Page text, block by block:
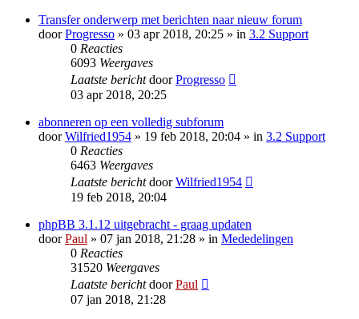
Transfer onderwerp met berichten naar nieuw forum
doorProgresso » 03 apr 2018, 20:25 » in 3.2 Support
0 Reacties
6093 Weergaves
Laatste berichtdoorProgresso
03 apr 2018, 20:25
abonneren op een volledig subforum
doorWilfried1954 » 19 feb 2018, 20:04 » in 3.2 Support
0 Reacties
6463 Weergaves
Laatste berichtdoorWilfried1954
19 feb 2018, 20:04
phpBB 3.1.12 uitgebracht - graag updaten
doorPaul » 07 jan 2018, 21:28 » in Mededelingen
0 Reacties
31520 Weergaves
Laatste berichtdoorPaul
07 jan 2018, 21:28